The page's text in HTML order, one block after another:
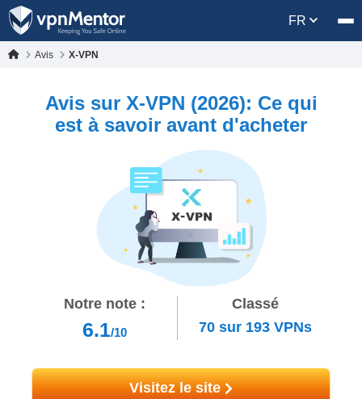
FR
Avis X-VPN
Avis sur X-VPN (2026): Ce qui
est à savoir avant d'acheter
Notre note :
6.1/10
Classé
70 sur 193VPNs
Visitez le site